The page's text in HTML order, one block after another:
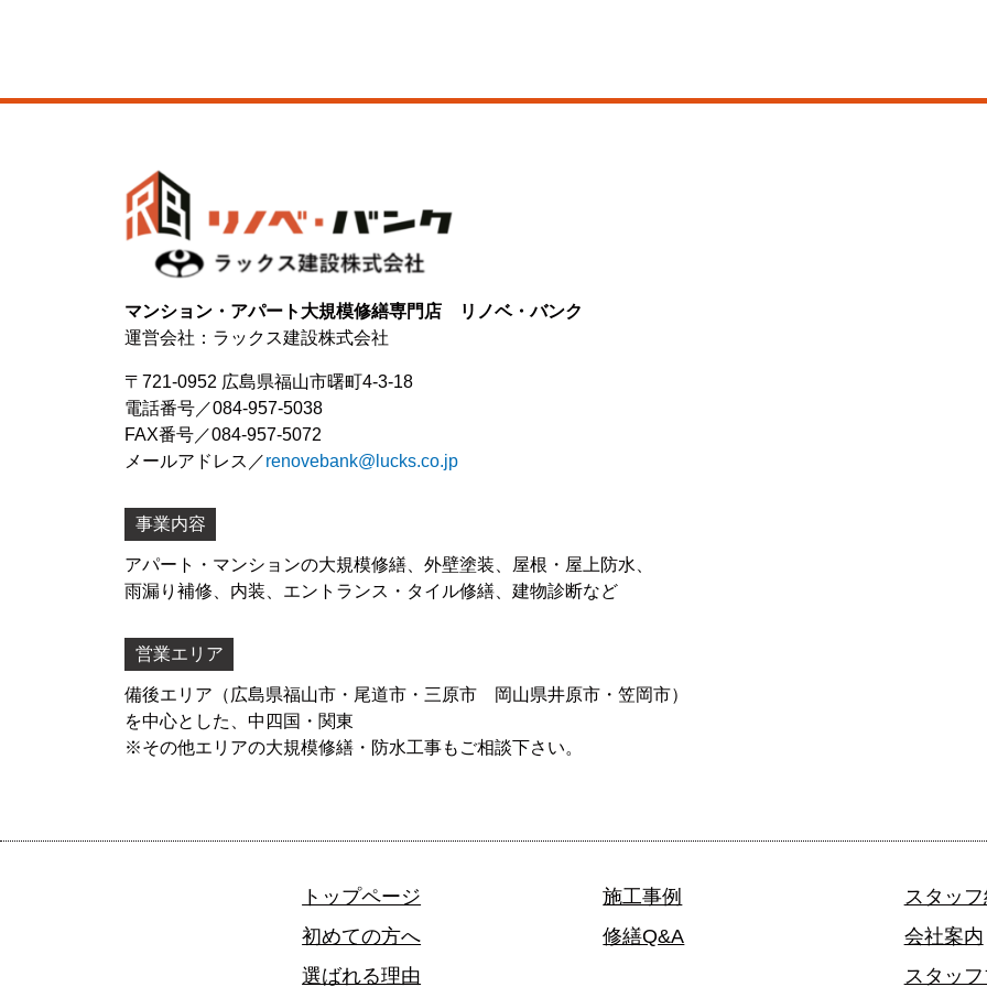
マンション・アパート大規模修繕専門店 リノベ・バンク
運営会社：ラックス建設株式会社
〒721-0952 広島県福山市曙町4-3-18
電話番号
084-957-5038
FAX番号
084-957-5072
メールアドレス
renovebank@lucks.co.jp
事業内容
アパート・マンションの大規模修繕、外壁塗装、屋根・屋上防水、
雨漏り補修 、内装、エントランス・タイル修繕、建物診断など
営業エリア
備後エリア（広島県福山市・尾道市・三原市 岡山県井原市・笠岡市）
を中心とした、中四国・関東
※その他エリアの大規模修繕・防水工事もご相談下さい。
トップページ
初めての方へ
選ばれる理由
施工事例
修繕Q&A
スタッ
会社案内
スタッ